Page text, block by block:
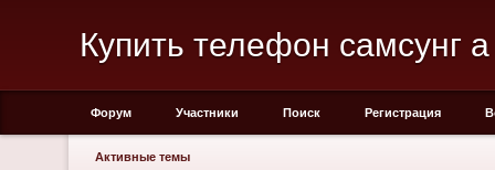
Купить телефон самсунг
Форум Участники Поиск Регистрация
Активные темы